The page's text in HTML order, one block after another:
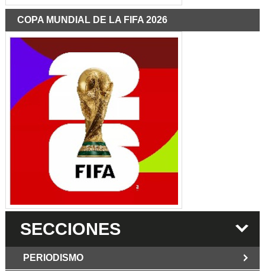
COPA MUNDIAL DE LA FIFA 2026
SECCIONES
PERIODISMO